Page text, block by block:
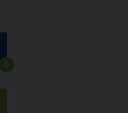
0